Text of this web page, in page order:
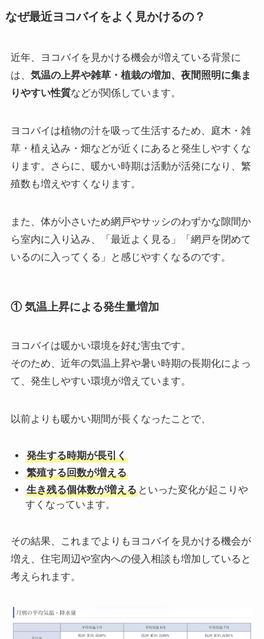
なぜ最近ヨコバイをよく見かけるの？
近年、ヨコバイを見かける機会が増えている背景に
は、 気温の上昇や雑草・植栽の増加、夜間照明に集ま
りやすい性質などが関係しています。
ヨコバイは植物の汁を吸って生活するため、庭木・雑
草・植え込み・畑などが近くにあると発生しやすくな
ります。さらに、暖かい時期は活動が活発になり、繁
殖数も増えやすくなります。
また、体が小さいため網戸やサッシのわずかな隙間か
ら室内に入り込み、「最近よく見る」「網戸を閉めて
いるのに入ってくる」と感じやすくなるのです。
① 気温上昇による発生量増加
ヨコバイは暖かい環境を好む害虫です。
そのため、近年の気温上昇や暑い時期の長期化によっ
て、発生しやすい環境が増えています。
以前よりも暖かい期間が長くなったことで、
発生する時期が長引く
繁殖する回数が増える
生き残る個体数が増える といった変化が起こりや
すくなっています。
その結果、これまでよりもヨコバイを見かける機会が
増え、住宅周辺や室内への侵入相談も増加していると
考えられます。